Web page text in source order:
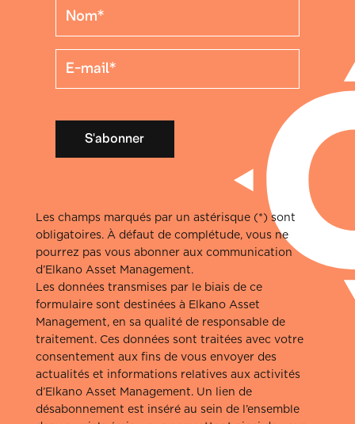
S'abonner
Les champs marqués par un astérisque (*) sont
obligatoires. À défaut de complétude, vous ne
pourrez pas vous abonner aux communication
d’Elkano Asset Management.
Les données transmises par le biais de ce
formulaire sont destinées à Elkano Asset
Management, en sa qualité de responsable de
traitement. Ces données sont traitées avec votre
consentement aux fins de vous envoyer des
actualités et informations relatives aux activités
d’Elkano Asset Management. Un lien de
désabonnement est inséré au sein de l’ensemble